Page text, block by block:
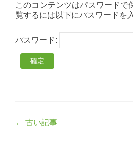
このコンテンツはパスワードで
覧するには以下にパスワードを
パスワード:
Post
← 古い記事